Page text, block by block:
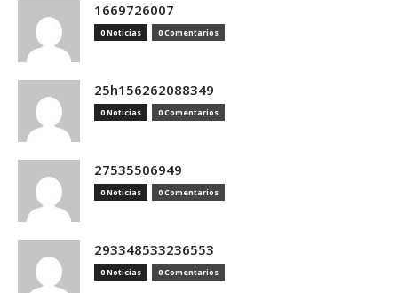
1669726007
0 Noticias 0 Comentarios
25h156262088349
0 Noticias 0 Comentarios
27535506949
0 Noticias 0 Comentarios
293348533236553
0 Noticias 0 Comentarios